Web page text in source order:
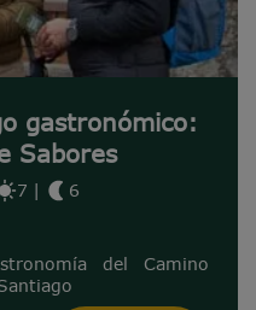
gastronómico:
Sabores
7 | 6
del Camino